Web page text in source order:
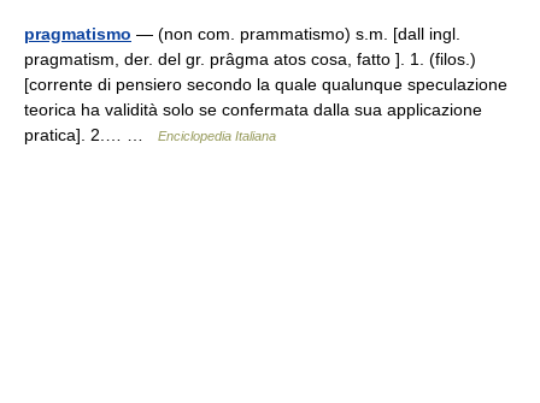
pragmatismo — (non com. prammatismo) s.m. [dall ingl.
pragmatism, der. del gr. prâgma atos cosa, fatto ]. 1. (filos.)
[corrente di pensiero secondo la quale qualunque speculazione
teorica ha validità solo se confermata dalla sua applicazione
pratica]. 2.… …
Enciclopedia Italiana